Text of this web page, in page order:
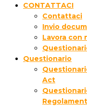
CONTATTACI
Contattaci
Invio
Lavora con
Questionario
Act